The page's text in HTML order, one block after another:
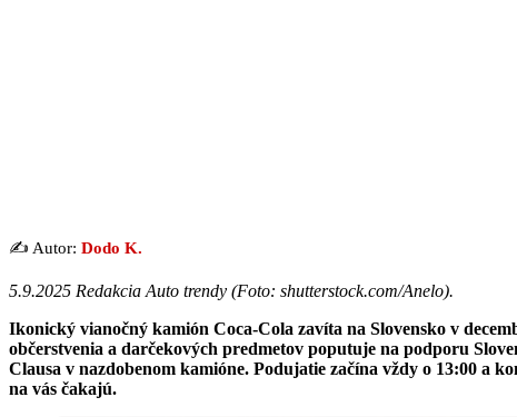
✍️ Autor: Dodo K.
5.9.2025 Redakcia Auto trendy (Foto: shutterstock.com/Anelo).
Ikonický vianočný kamión Coca-Cola zavíta na Slovensko v
občerstvenia a darčekových predmetov poputuje na podporu
Clausa v nazdobenom kamióne. Podujatie začína vždy o 13:00 a
na vás čakajú.